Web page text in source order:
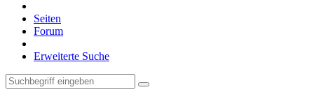
Seiten
Forum
Erweiterte Suche